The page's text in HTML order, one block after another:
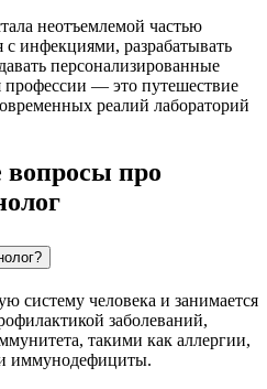
неотъемлемой частью
инфекциями, разрабатывать
персонализированные
— это путешествие
реалий лабораторий
вопросы про
систему человека и занимается
заболеваний,
такими как аллергии,
иммунодефициты.